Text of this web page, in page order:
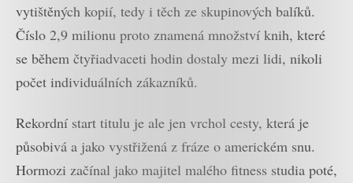
vytištěných kopií, tedy i těch ze skupinových balíků.
Číslo 2,9 milionu proto znamená množství knih, které
se během čtyřiadvaceti hodin dostaly mezi lidi, nikoli
počet individuálních zákazníků.
Rekordní start titulu je ale jen vrchol cesty, která je
působivá a jako vystřižená z fráze o americkém snu.
Hormozi začínal jako majitel malého fitness studia poté,